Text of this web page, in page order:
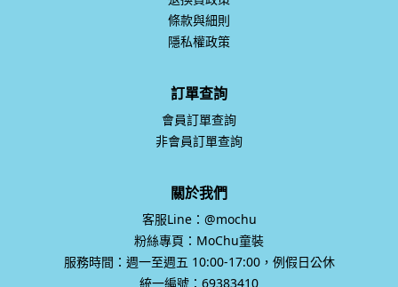
條款與細則
隱私權政策
訂單查詢
會員訂單查詢
非會員訂單查詢
關於我們
客服Line：@mochu
粉絲專頁：MoChu童裝
服務時間：週一至週五 10:00-17:00，例假日公休
統一編號：69383410